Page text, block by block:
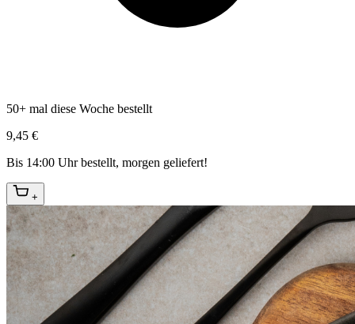
50+ mal diese Woche bestellt
9,45 €
Bis 14:00 Uhr bestellt, morgen geliefert!
+